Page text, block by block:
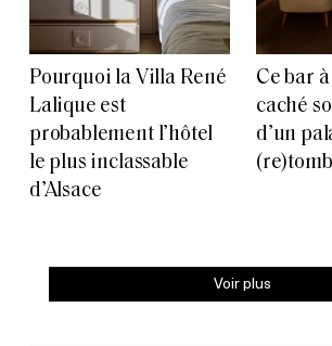
Pourquoi la Villa René
Lalique est
probablement l’hôtel
le plus inclassable
d’Alsace
Ce bar
caché
d’un
Voir plus